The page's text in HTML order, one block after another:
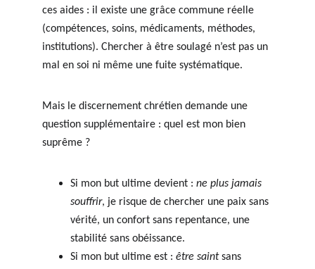
ces aides : il existe une grâce commune réelle
(compétences, soins, médicaments, méthodes,
institutions). Chercher à être soulagé n’est pas un
mal en soi ni même une fuite systématique.
Mais le discernement chrétien demande une
question supplémentaire : quel est mon bien
suprême ?
Si mon but ultime devient : ne plus jamais
souffrir, je risque de chercher une paix sans
vérité, un confort sans repentance, une
stabilité sans obéissance.
Si mon but ultime est : être saint sans